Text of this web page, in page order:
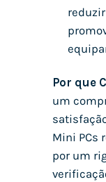
Por que
um
Mini PCs
por um